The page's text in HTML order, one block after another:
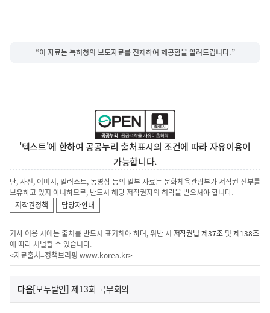
“이 자료는 특허청의 보도자료를 전재하여 제공함을 알려드립니다.”
'텍스트'에 한하여 공공누리 출처표시의 조건에 따라 자유이용이
가능합니다.
단, 사진, 이미지, 일러스트, 동영상 등의 일부 자료는 문화체육관광부가 저작권 전부를
보유하고 있지 아니하므로, 반드시 해당 저작권자의 허락을 받으셔야 합니다.
저작권정책
담당자안내
기사 이용 시에는 출처를 반드시 표기해야 하며, 위반 시 저작권법 제37조 및제138조
에 따라 처벌될 수 있습니다.
<자료출처=정책브리핑 www.korea.kr>
이
전
다음기
[모두발언] 제13회 국무회의